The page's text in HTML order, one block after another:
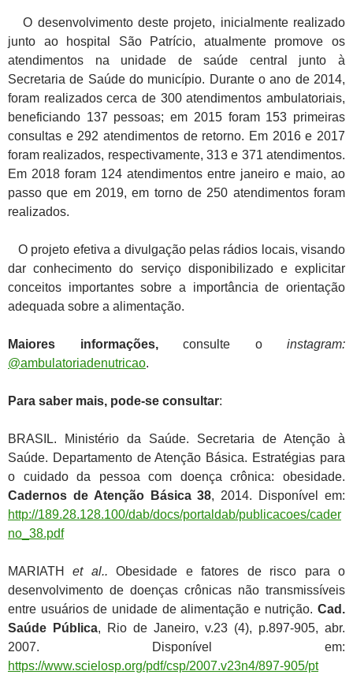
O desenvolvimento deste projeto, inicialmente realizado
junto ao hospital São Patrício, atualmente promove os
atendimentos na unidade de saúde central junto à
Secretaria de Saúde do município. Durante o ano de 2014,
foram realizados cerca de 300 atendimentos ambulatoriais,
beneficiando 137 pessoas; em 2015 foram 153 primeiras
consultas e 292 atendimentos de retorno. Em 2016 e 2017
foram realizados, respectivamente, 313 e 371 atendimentos.
Em 2018 foram 124 atendimentos entre janeiro e maio, ao
passo que em 2019, em torno de 250 atendimentos foram
realizados.
O projeto efetiva a divulgação pelas rádios locais, visando
dar conhecimento do serviço disponibilizado e explicitar
conceitos importantes sobre a importância de orientação
adequada sobre a alimentação.
Maiores informações,consulte o instagram:
@ambulatoriadenutricao.
Para saber mais, pode-se consultar:
BRASIL. Ministério da Saúde. Secretaria de Atenção à
Saúde. Departamento de Atenção Básica. Estratégias para
o cuidado da pessoa com doença crônica: obesidade.
Cadernos de Atenção Básica 38, 2014. Disponível em:
http://189.28.128.100/dab/docs/portaldab/publicacoes/cader
no_38.pdf
MARIATHet al..Obesidade e fatores de risco para o
desenvolvimento de doenças crônicas não transmissíveis
entre usuários de unidade de alimentação e nutrição. Cad.
Saúde Pública, Rio de Janeiro, v.23 (4), p.897-905, abr.
2007. Disponível em:
https://www.scielosp.org/pdf/csp/2007.v23n4/897-905/pt